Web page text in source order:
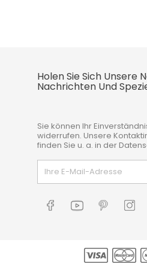
Holen Sie Sich Unsere
Nachrichten Und
Sie können Ihr
widerrufen. Unsere
finden Sie u. a. in der